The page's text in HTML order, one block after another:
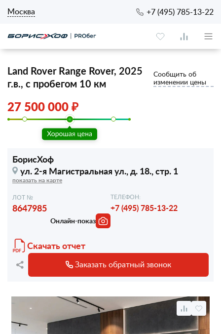
Москва +7 (495) 785-13-22
Land Rover Range Rover, 2025
г.в., с пробегом 10 км
Сообщить об
изменении цены
27 500 000 ₽
БорисХоф
ул. 2-я Магистральная ул.,д. 18., стр. 1
показать на карте
ЛОТ №
8647985
ТЕЛЕФОН:
+7 (495) 785-13-22
Онлайн-показ
Скачать отчет
Заказать обратный звонок